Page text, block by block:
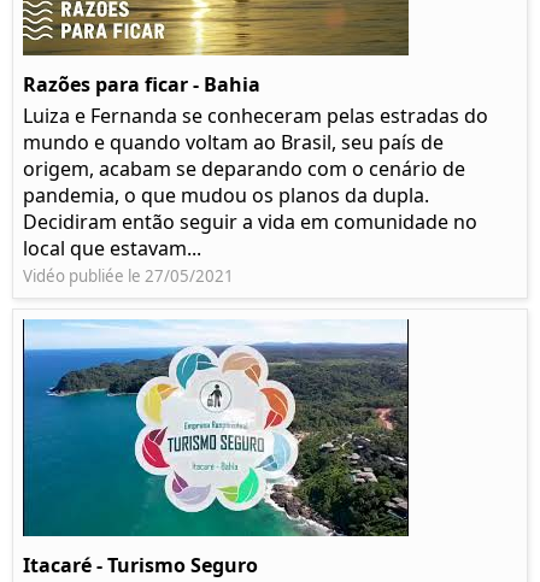
Razões para ficar - Bahia
Luiza e Fernanda se conheceram pelas estradas do
mundo e quando voltam ao Brasil, seu país de
origem, acabam se deparando com o cenário de
pandemia, o que mudou os planos da dupla.
Decidiram então seguir a vida em comunidade no
local que estavam...
Vidéo publiée le 27/05/2021
Itacaré - Turismo Seguro